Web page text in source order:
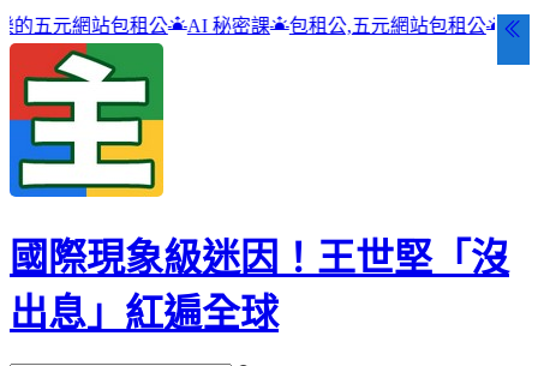
AI 秘密課 包租公,五元網站包租公 高雄吉林街夜市 小雨點
國際現象級迷因！王世堅「沒
出息」紅遍全球